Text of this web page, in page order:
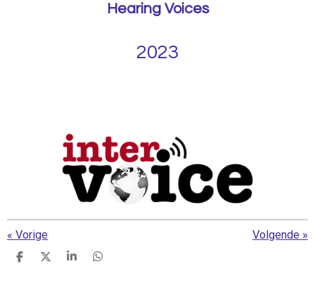
Hearing Voices
2023
« Vorige Volgende »
D
D
S
D